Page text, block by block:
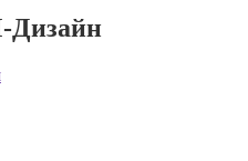
Дизайн